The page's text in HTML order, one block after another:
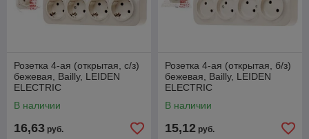
Розетка 4-ая (открытая, с/з)
бежевая, Bailly, LEIDEN
ELECTRIC
В наличии
16,63 руб.
Розетка 4-ая (открытая, б/з)
бежевая, Bailly, LEIDEN
ELECTRIC
В наличии
15,12 руб.